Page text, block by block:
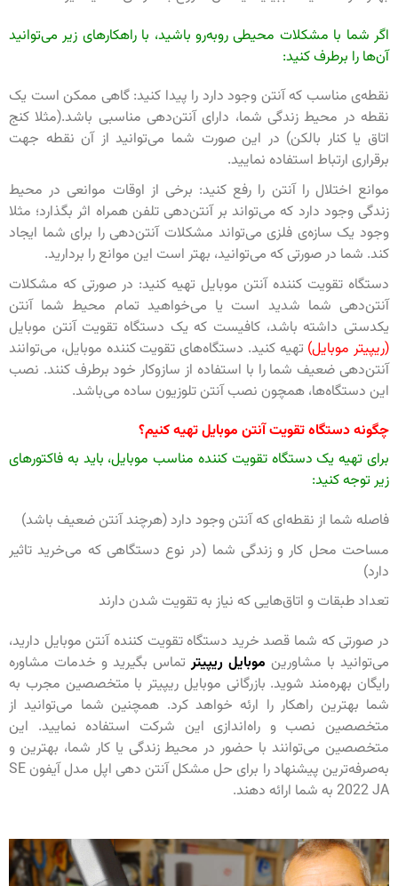
اگر شما با مشکلات محیطی روبه‌رو باشید، با راهکارهای زیر می‌توانید
آن‌ها را برطرف کنید:
نقطه‌ی مناسب که آنتن وجود دارد را پیدا کنید: گاهی ممکن است یک
نقطه در محیط زندگی شما، دارای آنتن‌دهی مناسبی باشد.(مثلا کنج
اتاق یا کنار بالکن) در این صورت شما می‌توانید از آن نقطه جهت
برقراری ارتباط استفاده نمایید.
موانع اختلال را آنتن را رفع کنید: برخی از اوقات موانعی در محیط
زندگی وجود دارد که می‌تواند بر آنتن‌دهی تلفن همراه اثر بگذارد؛ مثلا
وجود یک سازه‌ی فلزی می‌تواند مشکلات آنتن‌دهی را برای شما ایجاد
کند. شما در صورتی که می‌توانید، بهتر است این موانع را بردارید.
دستگاه تقویت کننده آنتن موبایل تهیه کنید: در صورتی که مشکلات
آنتن‌دهی شما شدید است یا می‌خواهید تمام محیط شما آنتن
یکدستی داشته باشد، کافیست که یک دستگاه تقویت آنتن موبایل
(ریپیتر موبایل) تهیه کنید. دستگاه‌های تقویت کننده موبایل، می‌توانند
آنتن‌دهی ضعیف شما را با استفاده از سازوکار خود برطرف کنند. نصب
این دستگاه‌ها، همچون نصب آنتن تلوزیون ساده می‌باشد.
چگونه دستگاه تقویت آنتن موبایل تهیه کنیم؟
برای تهیه یک دستگاه تقویت کننده مناسب موبایل، باید به فاکتورهای
زیر توجه کنید:
فاصله شما از نقطه‌ای که آنتن وجود دارد (هرچند آنتن ضعیف باشد)
مساحت محل کار و زندگی شما (در نوع دستگاهی که می‌خرید تاثیر
دارد)
تعداد طبقات و اتاق‌هایی که نیاز به تقویت شدن دارند
در صورتی که شما قصد خرید دستگاه تقویت کننده آنتن موبایل دارید،
می‌توانید با مشاورین موبایل ریپیترتماس بگیرید و خدمات مشاوره
رایگان بهره‌مند شوید. بازرگانی موبایل ریپیتر با متخصصین مجرب به
شما بهترین راهکار را ارئه خواهد کرد. همچنین شما می‌توانید از
متخصصین نصب و راه‌اندازی این شرکت استفاده نمایید. این
متخصصین می‌توانند با حضور در محیط زندگی یا کار شما، بهترین و
به‌صرفه‌ترین پیشنهاد را برای حل مشکل آنتن دهی اپل مدل آیفون SE
2022 JA به شما ارائه دهند.